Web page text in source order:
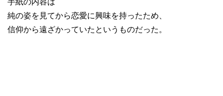
手紙の内容は
純の姿を見てから恋愛に興味を持ったため、
信仰から遠ざかっていたというものだった。